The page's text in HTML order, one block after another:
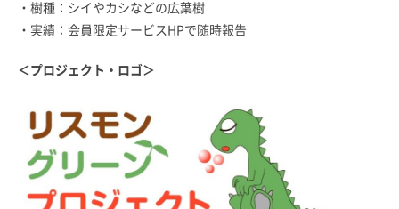
・樹種：シイやカシなどの広葉樹
・実績：会員限定サービスHPで随時報告
＜プロジェクト・ロゴ＞